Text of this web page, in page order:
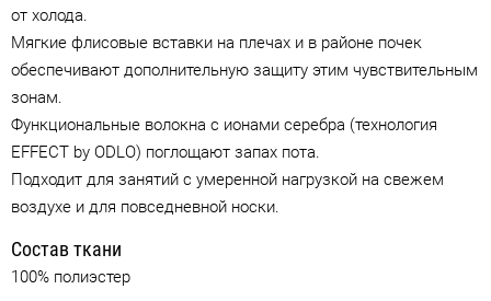
от холода.
Мягкие флисовые вставки на плечах и в районе почек
обеспечивают дополнительную защиту этим чувствительным
зонам.
Функциональные волокна с ионами серебра (технология
EFFECT by ODLO) поглощают запах пота.
Подходит для занятий с умеренной нагрузкой на свежем
воздухе и для повседневной носки.
Состав ткани
100% полиэстер